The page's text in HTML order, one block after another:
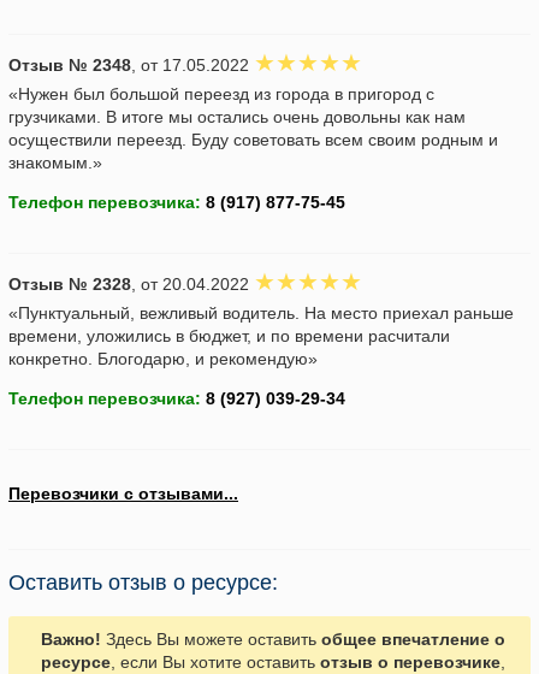
Отзыв № 2348 , от 17.05.2022
«Нужен был большой переезд из города в пригород с
грузчиками. В итоге мы остались очень довольны как нам
осуществили переезд. Буду советовать всем своим родным и
знакомым.»
Телефон перевозчика:
Отзыв № 2328 , от 20.04.2022
«Пунктуальный, вежливый водитель. На место приехал раньше
времени, уложились в бюджет, и по времени расчитали
конкретно. Блогодарю, и рекомендую»
Телефон перевозчика:
Перевозчики с отзывами...
Оставить отзыв о ресурсе:
Важно! Здесь Вы можете оставить общее впечатление о
ресурсе, если Вы хотите оставить отзыв о перевозчике,